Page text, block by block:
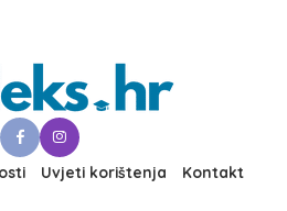
Uvjeti korištenja Kontakt